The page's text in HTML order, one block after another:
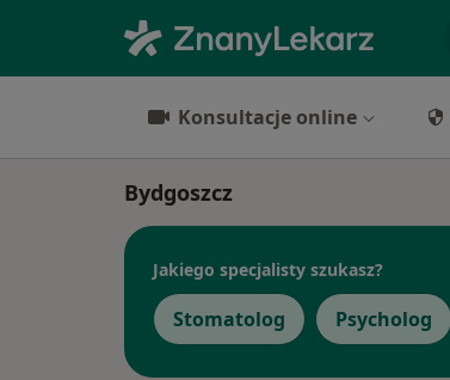
Konsultacje online
Bydgoszcz
Jakiego specjalisty szukasz?
Stomatolog Psycholog